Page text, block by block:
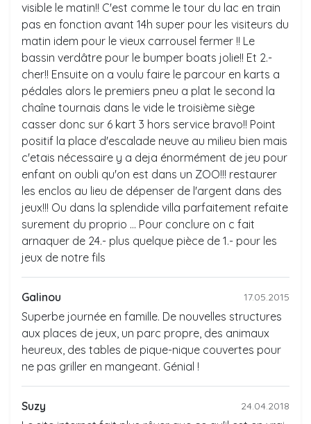
visible le matin!! C'est comme le tour du lac en train
pas en fonction avant 14h super pour les visiteurs du
matin idem pour le vieux carrousel fermer !! Le
bassin verdâtre pour le bumper boats jolie!! Et 2.-
cher!! Ensuite on a voulu faire le parcour en karts a
pédales alors le premiers pneu a plat le second la
chaîne tournais dans le vide le troisième siège
casser donc sur 6 kart 3 hors service bravo!! Point
positif la place d'escalade neuve au milieu bien mais
c'etais nécessaire y a deja énormément de jeu pour
enfant on oubli qu'on est dans un ZOO!!! restaurer
les enclos au lieu de dépenser de l'argent dans des
jeux!!! Ou dans la splendide villa parfaitement refaite
surement du proprio ... Pour conclure on c fait
arnaquer de 24.- plus quelque pièce de 1.- pour les
jeux de notre fils
Galinou 17.05.2015
Superbe journée en famille. De nouvelles structures
aux places de jeux, un parc propre, des animaux
heureux, des tables de pique-nique couvertes pour
ne pas griller en mangeant. Génial !
Suzy 24.04.2018